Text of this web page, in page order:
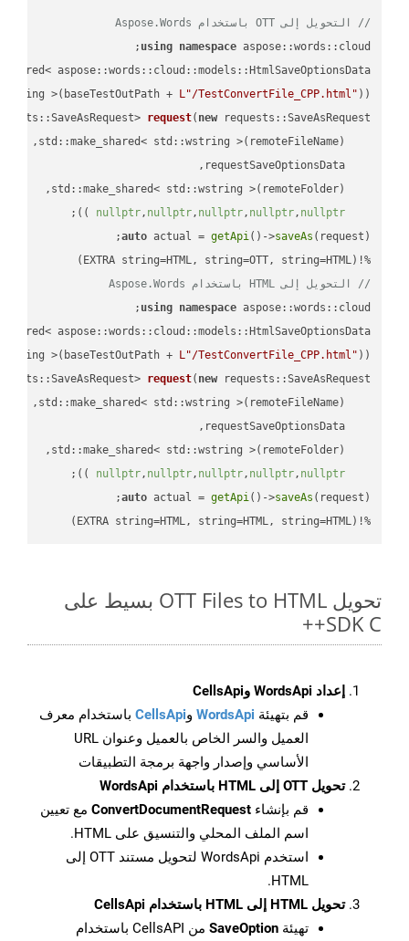
// التحويل إلى OTT باستخدام Aspose.Words
using namespace aspose::words::cloud;
>(baseTestOutPath + L"/TestConvertFile_CPP.html" ));
request( new
nullptr, nullptr, nullptr, nullptr, nullptr
))
;
auto actual = getApi()->saveAs
%!(EXTRA string=HTML, string=OTT, string=HTML)
// التحويل إلى HTML باستخدام Aspose.Words
using namespace aspose::words::cloud;
>(baseTestOutPath + L"/TestConvertFile_CPP.html" ));
request( new
nullptr, nullptr, nullptr, nullptr, nullptr
))
;
auto actual = getApi()->saveAs
%!(EXTRA string=HTML, string=HTML, string=HTML)
تحويل OTT Files to HTML بسيط على
SDK C++
إعداد WordsApi وCellsApi
قم بتهيئة WordsApi وCellsApi باستخدام معرف
العميل والسر الخاص بالعميل وعنوان URL
الأساسي وإصدار واجهة برمجة التطبيقات
تحويل OTT إلى HTML باستخدام WordsApi
قم بإنشاء ConvertDocumentRequest مع تعيين
اسم الملف المحلي والتنسيق على HTML.
استخدم WordsApi لتحويل مستند OTT إلى
HTML.
تحويل HTML إلى HTML باستخدام CellsApi
تهيئة SaveOption
من CellsAPI باستخدام